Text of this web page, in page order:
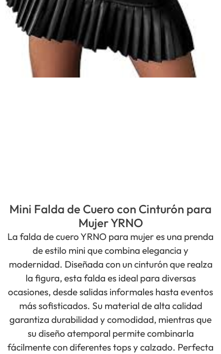
Mini Falda de Cuero con Cinturón para
Mujer YRNO
La falda de cuero YRNO para mujer es una prenda
de estilo mini que combina elegancia y
modernidad. Diseñada con un cinturón que realza
la figura, esta falda es ideal para diversas
ocasiones, desde salidas informales hasta eventos
más sofisticados. Su material de alta calidad
garantiza durabilidad y comodidad, mientras que
su diseño atemporal permite combinarla
fácilmente con diferentes tops y calzado. Perfecta